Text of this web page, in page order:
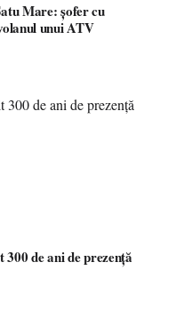
Mare: șofer cu
unui ATV
de ani de prezență